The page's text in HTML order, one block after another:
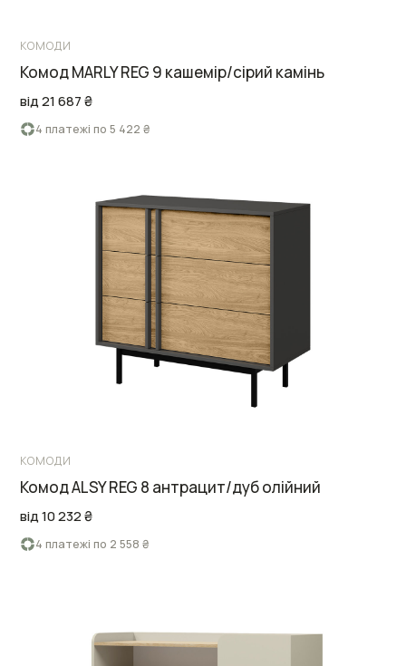
КОМОДИ
Комод MARLY REG 9 кашемір/сірий камінь
від 21 687 ₴
4 платежі по 5 422 ₴
КОМОДИ
Комод ALSY REG 8 антрацит/дуб олійний
від 10 232 ₴
4 платежі по 2 558 ₴